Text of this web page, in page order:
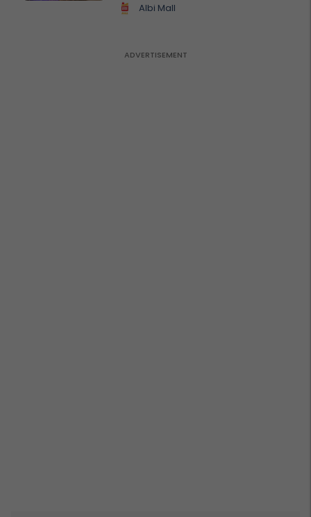
Albi Mall